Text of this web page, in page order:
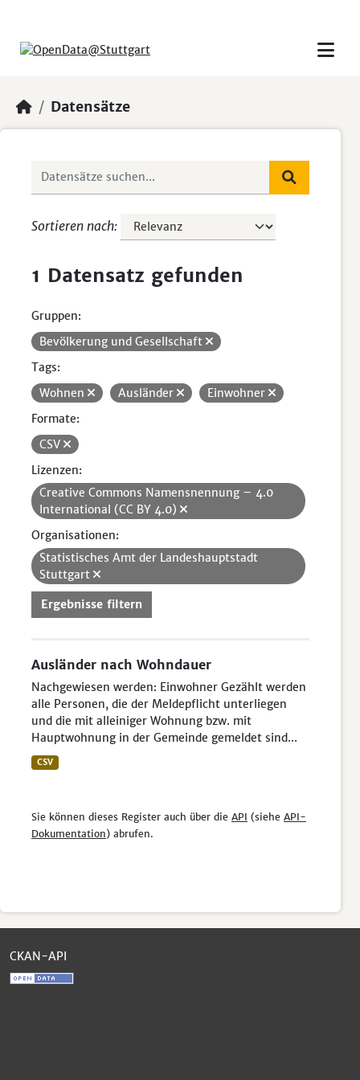
Datensätze
Sortieren nach
1 Datensatz gefunden
Gruppen:
Bevölkerung und Gesellschaft
Tags:
Wohnen
Ausländer
Einwohner
Formate:
CSV
Lizenzen:
Creative Commons Namensnennung – 4.0
International (CC BY 4.0)
Organisationen:
Statistisches Amt der Landeshauptstadt
Stuttgart
Ergebnisse filtern
Ausländer nach Wohndauer
Nachgewiesen werden: Einwohner Gezählt werden
alle Personen, die der Meldepflicht unterliegen
und die mit alleiniger Wohnung bzw. mit
Hauptwohnung in der Gemeinde gemeldet sind...
CSV
Sie können dieses Register auch über die API (siehe API-
Dokumentation) abrufen.
CKAN-API